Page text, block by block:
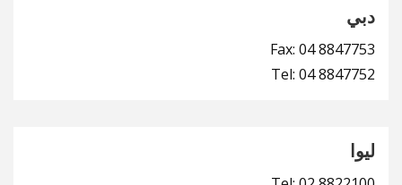
دبي
Fax: 04 8847753
Tel: 04 8847752
ليوا